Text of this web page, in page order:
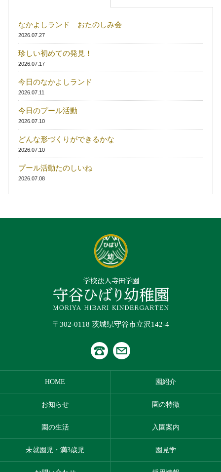
なかよしランド おたのしみ会
2026.07.27
珍しい初めての発見！
2026.07.17
今日のなかよしランド
2026.07.11
今日のプール活動
2026.07.10
どんな形づくりができるかな
2026.07.10
プール活動たのしいね
2026.07.08
〒302-0118 茨城県守谷市立沢142-4
HOME 園紹介
お知らせ 園の特徴
園の生活 入園案内
未就園児・満3歳児 園見学